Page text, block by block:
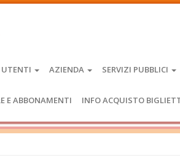
UTENTI AZIENDA SERVIZI PUBBLICI
E ABBONAMENTI INFO ACQUISTO